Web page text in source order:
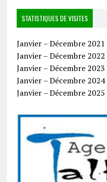
STATISTIQUES DE VISITES
Janvier – Décembre
Janvier – Décembre
Janvier – Décembre
Janvier – Décembre
Janvier – Décembre 2025